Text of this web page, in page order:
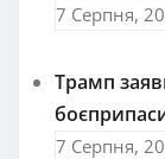
7 Серпня,
Трамп
7 Серпня,